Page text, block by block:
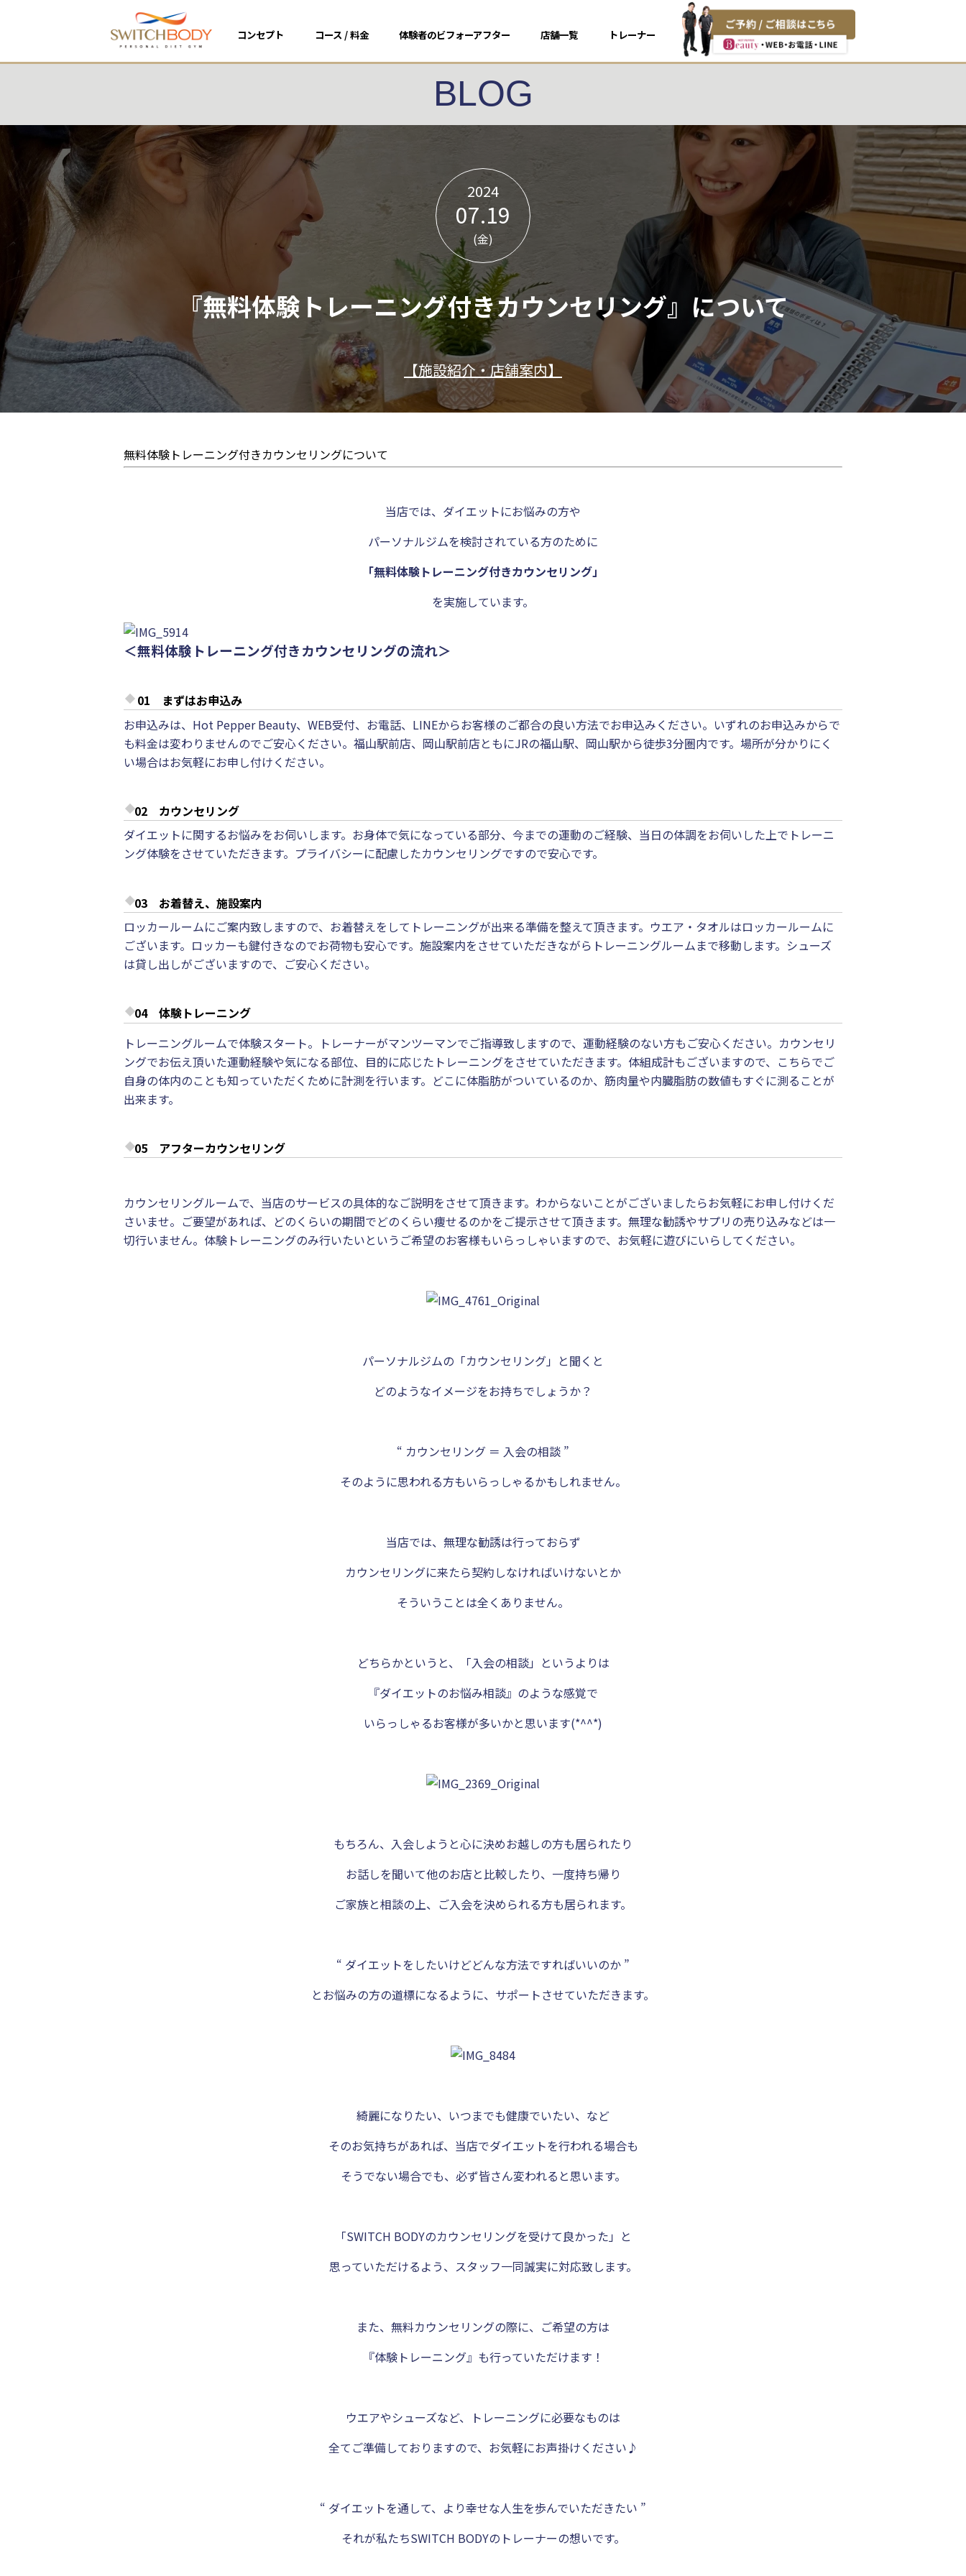
コンセプト コース / 料金 体験者のビフォーアフター 店舗一覧 トレーナー
BLOG
2024
07.19
(金)
『無料体験トレーニング付きカウンセリング』について
【施設紹介・店舗案内】
無料体験トレーニング付きカウンセリングについて
当店では、ダイエットにお悩みの方や
パーソナルジムを検討されている方のために
「無料体験トレーニング付きカウンセリング」
を実施しています。
＜無料体験トレーニング付きカウンセリングの流れ＞
01 まずはお申込み
お申込みは、Hot Pepper Beauty、WEB受付、お電話、LINEからお客様のご都合の良い方法でお申込みください。いずれのお申込みからで
も料金は変わりませんのでご安心ください。福山駅前店、岡山駅前店ともにJRの福山駅、岡山駅から徒歩3分圏内です。場所が分かりにく
い場合はお気軽にお申し付けください。
02 カウンセリング
ダイエットに関するお悩みをお伺いします。お身体で気になっている部分、今までの運動のご経験、当日の体調をお伺いした上でトレーニ
ング体験をさせていただきます。プライバシーに配慮したカウンセリングですので安心です。
03 お着替え、施設案内
ロッカールームにご案内致しますので、お着替えをしてトレーニングが出来る準備を整えて頂きます。ウエア・タオルはロッカールームに
ございます。ロッカーも鍵付きなのでお荷物も安心です。施設案内をさせていただきながらトレーニングルームまで移動します。シューズ
は貸し出しがございますので、ご安心ください。
04 体験トレーニング
トレーニングルームで体験スタート。トレーナーがマンツーマンでご指導致しますので、運動経験のない方もご安心ください。カウンセリ
ングでお伝え頂いた運動経験や気になる部位、目的に応じたトレーニングをさせていただきます。体組成計もございますので、こちらでご
自身の体内のことも知っていただくために計測を行います。どこに体脂肪がついているのか、筋肉量や内臓脂肪の数値もすぐに測ることが
出来ます。
05 アフターカウンセリング
カウンセリングルームで、当店のサービスの具体的なご説明をさせて頂きます。わからないことがございましたらお気軽にお申し付けくだ
さいませ。ご要望があれば、どのくらいの期間でどのくらい痩せるのかをご提示させて頂きます。無理な勧誘やサプリの売り込みなどは一
切行いません。体験トレーニングのみ行いたいというご希望のお客様もいらっしゃいますので、お気軽に遊びにいらしてください。
パーソナルジムの「カウンセリング」と聞くと
どのようなイメージをお持ちでしょうか？
“ カウンセリング ＝ 入会の相談 ”
そのように思われる方もいらっしゃるかもしれません。
当店では、無理な勧誘は行っておらず
カウンセリングに来たら契約しなければいけないとか
そういうことは全くありません。
どちらかというと、「入会の相談」というよりは
『ダイエットのお悩み相談』のような感覚で
いらっしゃるお客様が多いかと思います(*^^*)
もちろん、入会しようと心に決めお越しの方も居られたり
お話しを聞いて他のお店と比較したり、一度持ち帰り
ご家族と相談の上、ご入会を決められる方も居られます。
“ ダイエットをしたいけどどんな方法ですればいいのか ”
とお悩みの方の道標になるように、サポートさせていただきます。
綺麗になりたい、いつまでも健康でいたい、など
そのお気持ちがあれば、当店でダイエットを行われる場合も
そうでない場合でも、必ず皆さん変われると思います。
「SWITCH BODYのカウンセリングを受けて良かった」と
思っていただけるよう、スタッフ一同誠実に対応致します。
また、無料カウンセリングの際に、ご希望の方は
『体験トレーニング』も行っていただけます！
ウエアやシューズなど、トレーニングに必要なものは
全てご準備しておりますので、お気軽にお声掛けください♪
“ ダイエットを通して、より幸せな人生を歩んでいただきたい ”
それが私たちSWITCH BODYのトレーナーの想いです。